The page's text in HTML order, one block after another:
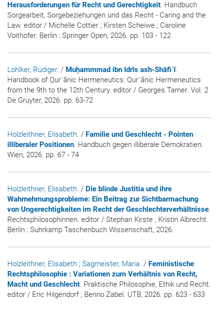
Herausforderungen für Recht und Gerechtigkeit. Handbuch
Sorgearbeit, Sorgebeziehungen und das Recht - Caring and the
Law. editor / Michelle Cottier ; Kirsten Scheiwe ; Caroline
Voithofer. Berlin : Springer Open, 2026. pp. 103 - 122
Lohlker, Rüdiger. / Muḥammmad ibn Idrīs ash-Shāfiʿī.
Handbook of Qurʾānic Hermeneutics: Qurʾānic Hermeneutics
from the 9th to the 12th Century. editor / Georges Tamer. Vol. 2
De Gruyter, 2026. pp. 63-72
Holzleithner, Elisabeth. / Familie und Geschlecht - Pointen
illiberaler Positionen. Handbuch gegen illiberale Demokratien.
Wien, 2026. pp. 67 - 74
Holzleithner, Elisabeth. / Die blinde Justitia und ihre
Wahrnehmungsprobleme: Ein Beitrag zur Sichtbarmachung
von Ungerechtigkeiten im Recht der Geschlechterverhältnisse.
Rechtsphilosophinnen. editor / Stephan Kirste ; Kristin Albrecht.
Berlin : Suhrkamp Taschenbuch Wissenschaft, 2026.
Holzleithner, Elisabeth ; Sagmeister, Maria. / Feministische
Rechtsphilosophie : Variationen zum Verhältnis von Recht,
Macht und Geschlecht. Praktische Philosophie, Ethik und Recht.
editor / Eric Hilgendorf ; Benno Zabel. UTB, 2026. pp. 623 - 633